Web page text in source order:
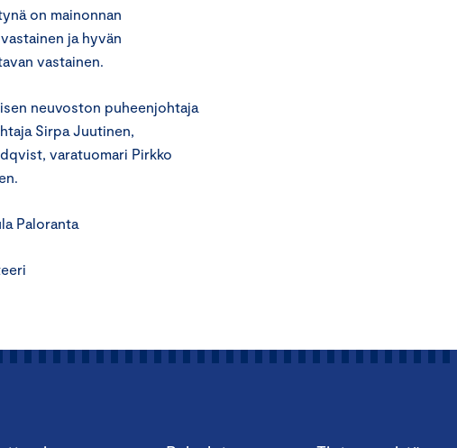
on mainonnan
ja hyvän
vastainen.
neuvoston puheenjohtaja
Sirpa Juutinen,
varatuomari Pirkko